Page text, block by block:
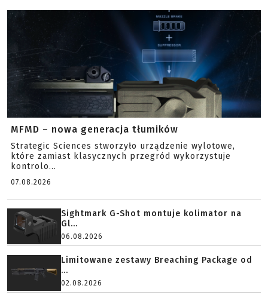
MFMD – nowa generacja tłumików
Strategic Sciences stworzyło urządzenie wylotowe,
które zamiast klasycznych przegród wykorzystuje
kontrolo...
07.08.2026
Sightmark G-Shot montuje kolimator na
Gl...
06.08.2026
Limitowane zestawy Breaching Package od
...
02.08.2026